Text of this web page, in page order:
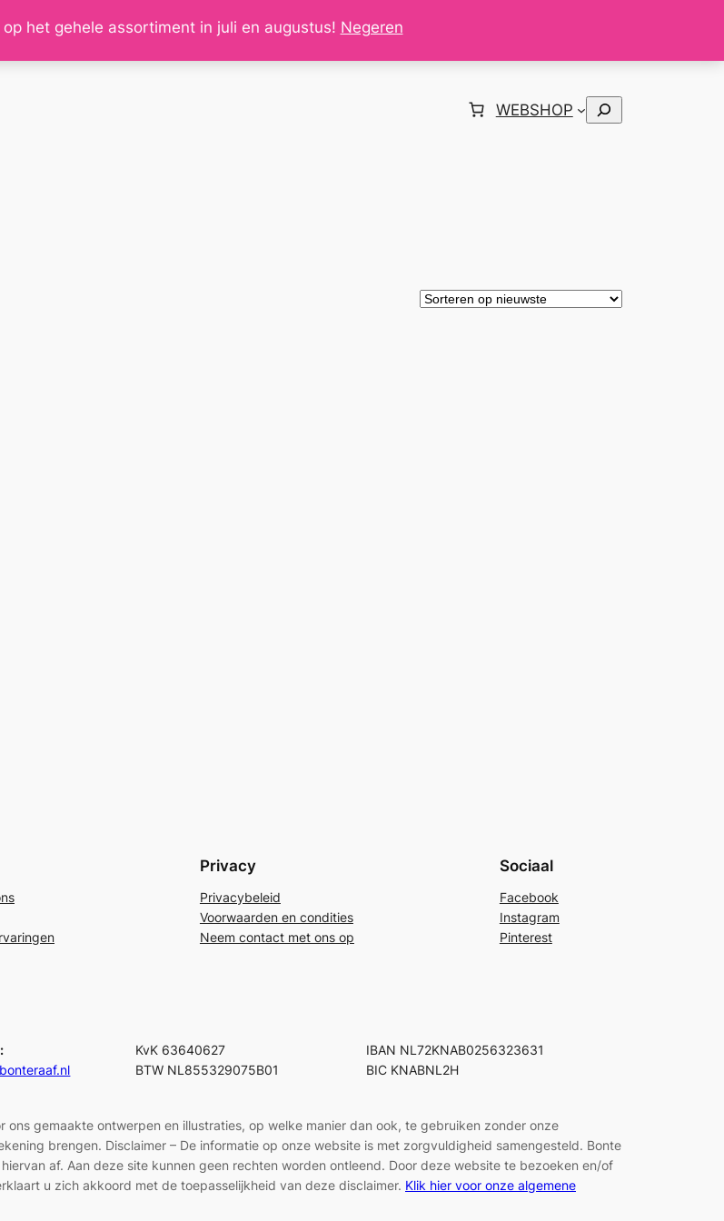
het gehele assortiment in juli en augustus! Negeren
WEBSHOP
Zoeken
Privacy
Privacybeleid
Voorwaarden en condities
Neem contact met ons op
Sociaal
Facebook
Instagram
Pinterest
KvK 63640627
BTW NL855329075B01
IBAN NL72KNAB0256323631
BIC KNABNL2H
ons gemaakte ontwerpen en illustraties, op welke manier dan ook, te gebruiken zonder onze
brengen. Disclaimer – De informatie op onze website is met zorgvuldigheid samengesteld. Bonte
af. Aan deze site kunnen geen rechten worden ontleend. Door deze website te bezoeken en/of
u zich akkoord met de toepasselijkheid van deze disclaimer. Klik hier voor onze algemene